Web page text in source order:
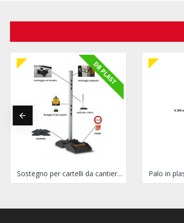
DB PLAST
Sostegno per cartelli da cantiere BIGFOOT